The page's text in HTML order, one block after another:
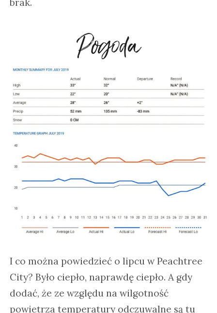
Pogoda
I co można powiedzieć o lipcu w Peachtree
City? Było ciepło, naprawdę ciepło. A gdy
dodać, że ze względu na wilgotność
powietrza temperatury odczuwalne są tu